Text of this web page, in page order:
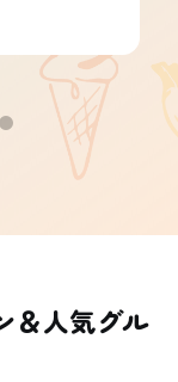
＆人気グル